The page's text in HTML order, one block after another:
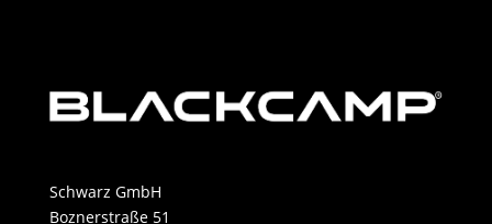
Schwarz GmbH
Boznerstraße 51